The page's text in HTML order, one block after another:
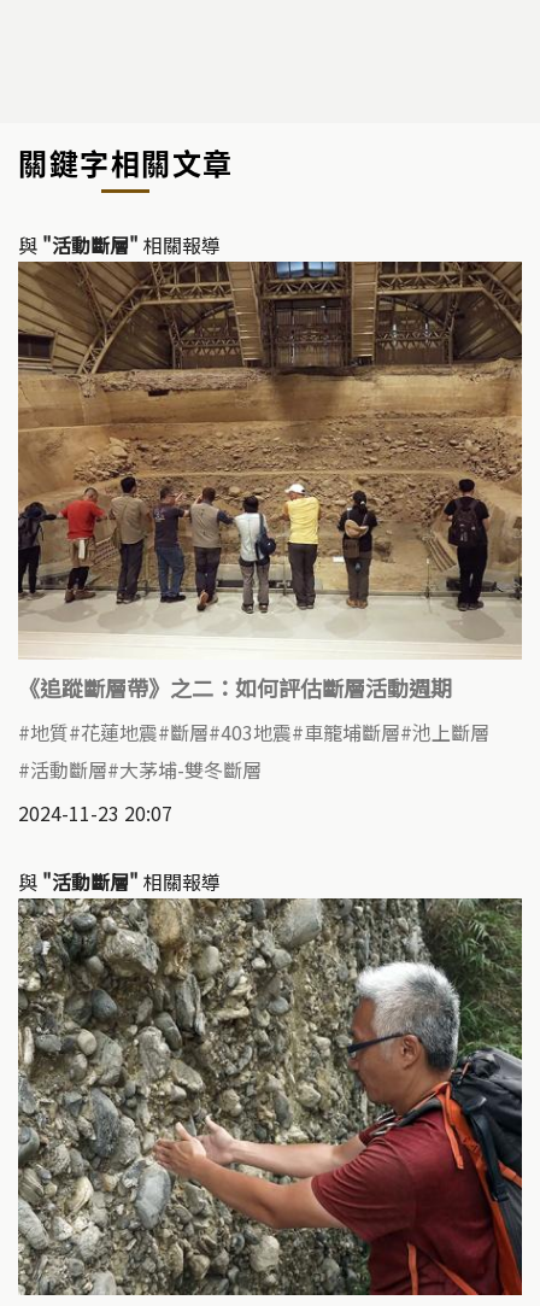
關鍵字相關文章
與 "活動斷層" 相關報導
《追蹤斷層帶》之二：如何評估斷層活動週期
地質 花蓮地震 斷層 403地震 車籠埔斷層 池上斷層
活動斷層 大茅埔-雙冬斷層
2024-11-23 20:07
與 "活動斷層" 相關報導